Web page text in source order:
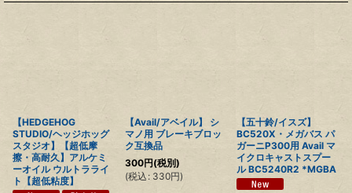
【HEDGEHOG
STUDIO/ヘッジホッグ
スタジオ】【超低摩
擦・高耐久】アルケミ
ーオイル ウルトラライ
ト【超低粘度】
【Avail/アベイル】 シ
マノ用 ブレーキブロッ
ク互換品
300円(税別)
(税込 : 330円)
【五十鈴/イスズ】
BC520X・メガバス パ
ガーニP300用 Avail マ
イクロキャストスプー
ル BC5240R2 *MGBA